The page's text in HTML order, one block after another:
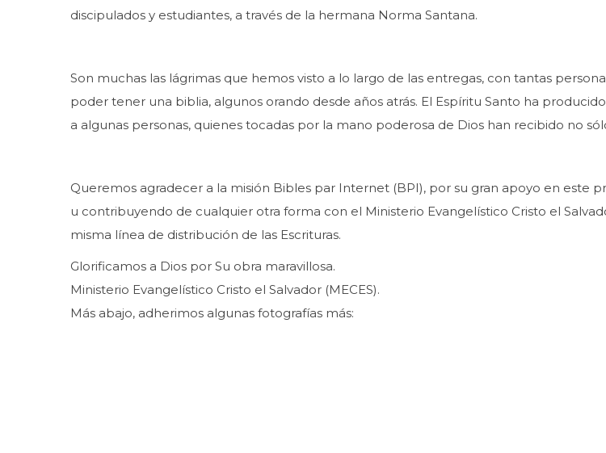
discipulados y estudiantes, a través de la hermana Norma Santana.
Son muchas las lágrimas que hemos visto a lo largo de las entregas, con tantas
poder tener una biblia, algunos orando desde años atrás. El Espíritu Santo ha
a algunas personas, quienes tocadas por la mano poderosa de Dios han recibido no
Queremos agradecer a la misión Bibles par Internet (BPI), por su gran apoyo en este
u contribuyendo de cualquier otra forma con el Ministerio Evangelístico Cristo el
misma línea de distribución de las Escrituras.
Glorificamos a Dios por Su obra maravillosa.
Ministerio Evangelístico Cristo el Salvador (MECES).
Más abajo, adherimos algunas fotografías más: